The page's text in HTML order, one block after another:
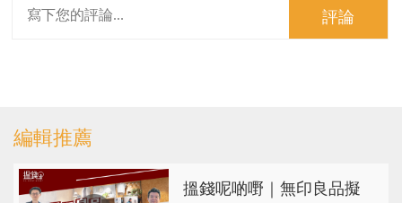
評論
編輯推薦
搵錢呢啲嘢｜無印良品擬